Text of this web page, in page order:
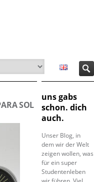
SOL
uns gabs
schon. dich
auch.
Unser Blog, in
dem wir der Welt
zeigen wollen, was
für ein super
Studentenleben